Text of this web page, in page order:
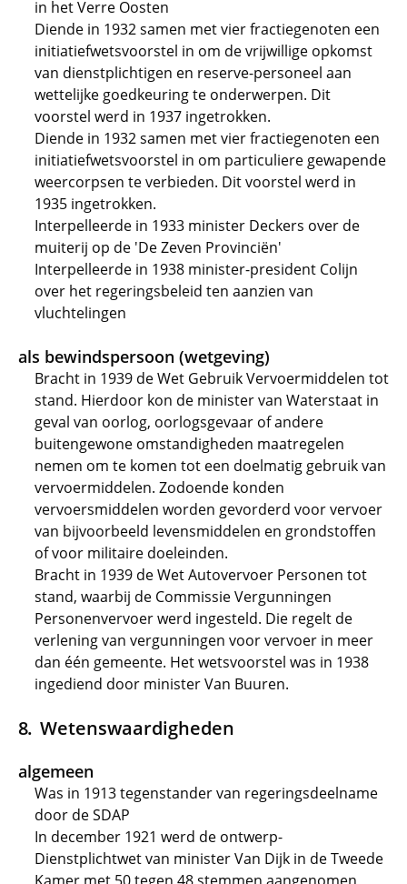
in het Verre Oosten
Diende in 1932 samen met vier fractiegenoten een
initiatiefwetsvoorstel in om de vrijwillige opkomst
van dienstplichtigen en reserve-personeel aan
wettelijke goedkeuring te onderwerpen. Dit
voorstel werd in 1937 ingetrokken.
Diende in 1932 samen met vier fractiegenoten een
initiatiefwetsvoorstel in om particuliere gewapende
weercorpsen te verbieden. Dit voorstel werd in
1935 ingetrokken.
Interpelleerde in 1933 minister Deckers over de
muiterij op de 'De Zeven Provinciën'
Interpelleerde in 1938 minister-president Colijn
over het regeringsbeleid ten aanzien van
vluchtelingen
als bewindspersoon (wetgeving)
Bracht in 1939 de Wet Gebruik Vervoermiddelen tot
stand. Hierdoor kon de minister van Waterstaat in
geval van oorlog, oorlogsgevaar of andere
buitengewone omstandigheden maatregelen
nemen om te komen tot een doelmatig gebruik van
vervoermiddelen. Zodoende konden
vervoersmiddelen worden gevorderd voor vervoer
van bijvoorbeeld levensmiddelen en grondstoffen
of voor militaire doeleinden.
Bracht in 1939 de Wet Autovervoer Personen tot
stand, waarbij de Commissie Vergunningen
Personenvervoer werd ingesteld. Die regelt de
verlening van vergunningen voor vervoer in meer
dan één gemeente. Het wetsvoorstel was in 1938
ingediend door minister Van Buuren.
Wetenswaardigheden
algemeen
Was in 1913 tegenstander van regeringsdeelname
door de SDAP
In december 1921 werd de ontwerp-
Dienstplichtwet van minister Van Dijk in de Tweede